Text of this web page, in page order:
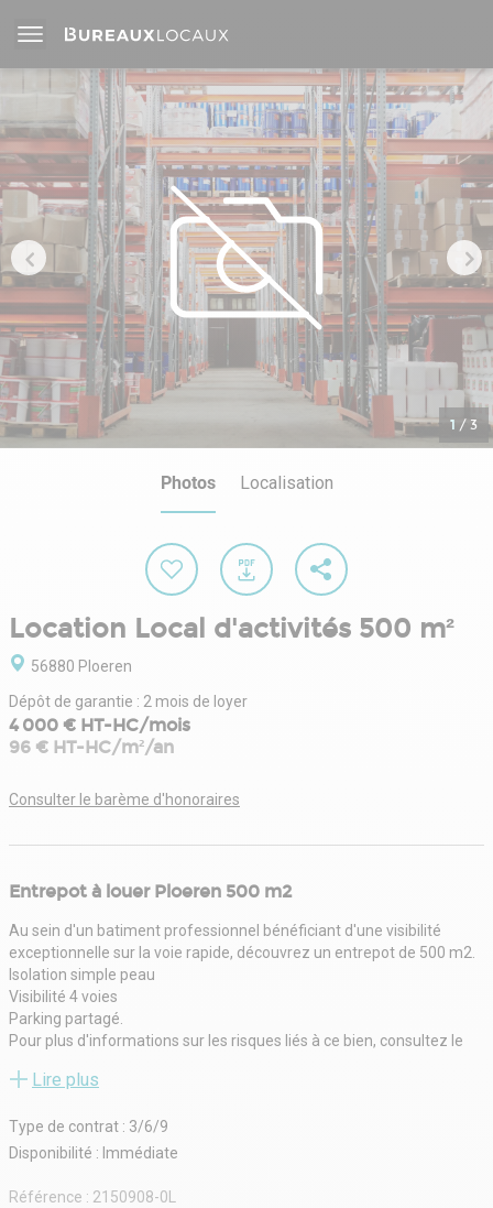
1 / 3
Photos Localisation
Location Local d'activités 500 m²
56880 Ploeren
Dépôt de garantie : 2 mois de loyer
4 000 € HT-HC/mois
96 € HT-HC/m²/an
Consulter le barème d'honoraires
Entrepot à louer Ploeren 500 m2
Au sein d'un batiment professionnel bénéficiant d'une visibilité
exceptionnelle sur la voie rapide, découvrez un entrepot de 500 m2.
Isolation simple peau
Visibilité 4 voies
Parking partagé.
Pour plus d'informations sur les risques liés à ce bien, consultez le
Surface RDC : 500 m²
BreizhGo_Logo_3 Les 2 Moulins Nord (S515_Collèges Arradon)
Dépot de garantie : 2 mois de loyer HT
Lire plus
Type de contrat : 3/6/9
Disponibilité : Immédiate
Référence : 2150908-0L